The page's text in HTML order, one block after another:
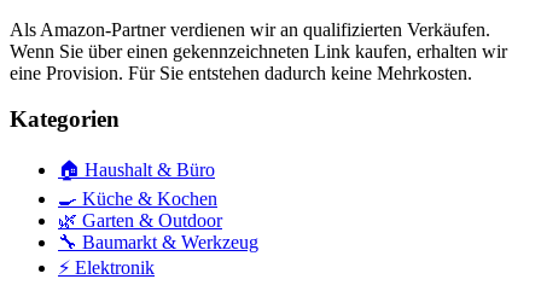
Als Amazon-Partner verdienen wir an qualifizierten Verkäufen.
Wenn Sie über einen gekennzeichneten Link kaufen, erhalten wir
eine Provision. Für Sie entstehen dadurch keine Mehrkosten.
Kategorien
🏠 Haushalt & Büro
🍳 Küche & Kochen
🌿 Garten & Outdoor
🔧 Baumarkt & Werkzeug
⚡ Elektronik